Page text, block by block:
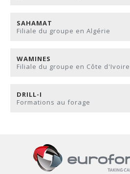
SAHAMAT
Filiale du groupe en Algérie
WAMINES
Filiale du groupe en Côte d'Ivoire
DRILL-I
Formations au forage